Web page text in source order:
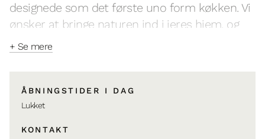
designede som det første uno form køkken. Vi
ønsker at bringe naturen ind i jeres hjem, og
uanset om det er i køkken, badeværelse eller
garderobe, rådgiver vi jer, så I får et tidløst
dansk design, der holder i generationer. Vi går
op i, at æstetik, funktion og arkitektur hænger
sammen og skaber et smukt hjem for den
enkelte med en skræddersyet løsning.
+ Se mere
ÅBNINGSTIDER I DAG
Lukket
KONTAKT